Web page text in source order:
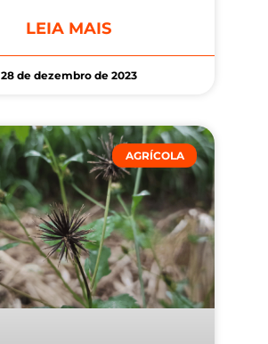
LEIA MAIS
28 de dezembro de 2023
AGRÍCOLA